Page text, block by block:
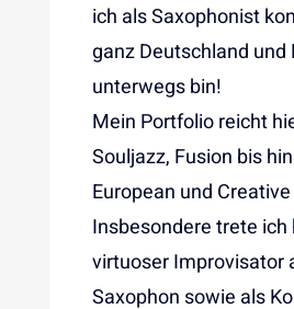
ich als Saxophonist
ganz Deutschland und
unterwegs bin!
Mein Portfolio reicht
Souljazz, Fusion bis
European und
Insbesondere trete ich
virtuoser Improvisator
Saxophon sowie als